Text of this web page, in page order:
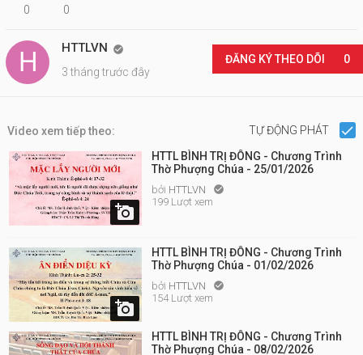
0 0
HTTLVN 
3 tháng trước đây
ĐĂNG KÝ THEO DÕI 0
Video xem tiếp theo: TỰ ĐỘNG PHÁT

HTTL BÌNH TRỊ ĐÔNG - Chương Trình
Thờ Phượng Chúa - 25/01/2026
bởi HTTLVN 
199 Lượt xem

HTTL BÌNH TRỊ ĐÔNG - Chương Trình
Thờ Phượng Chúa - 01/02/2026
bởi HTTLVN 
154 Lượt xem
HTTL BÌNH TRỊ ĐÔNG - Chương Trình
Thờ Phượng Chúa - 08/02/2026